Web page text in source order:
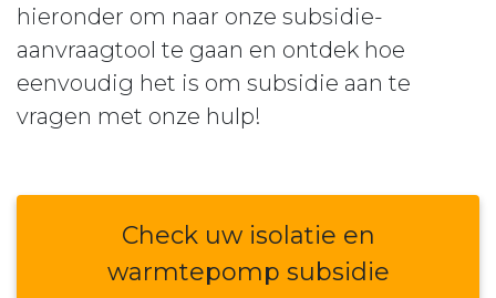
hieronder om naar onze subsidie-
aanvraagtool te gaan en ontdek hoe
eenvoudig het is om subsidie aan te
vragen met onze hulp!
Check uw isolatie en
warmtepomp subsidie